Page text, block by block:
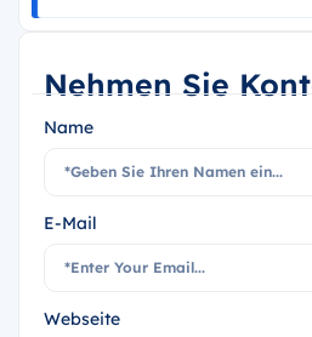
Nehmen Sie
Name
E-Mail
Webseite